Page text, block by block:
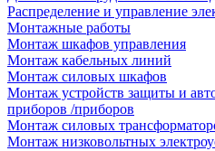
Распределение и управление
Монтажные работы
Монтаж шкафов управления
Монтаж кабельных линий
Монтаж силовых шкафов
Монтаж устройств защиты и
приборов /приборов
Монтаж силовых
Монтаж низковольтных